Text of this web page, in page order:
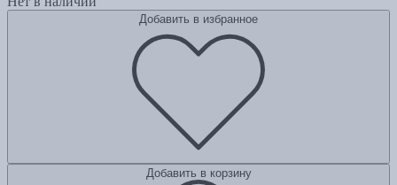
Добавить в избранное
Добавить в корзину